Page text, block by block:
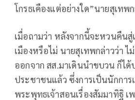
โกรธเคืองแต่อย่างใด”นายสุเทพ
เมื่อถามว่า หลังจากนี้จะหวนคืนสู่
เมืองหรือไม่ นายสุเทพกล่าวว่า ไ
ออกจาก สส.มาเดินนำขบวน ก็ไ
ประชาชนแล้ว ซึ่งการเป็นนักการ
พระพุทธเจ้าสอนเรื่องสัมมาทิฐิ เ